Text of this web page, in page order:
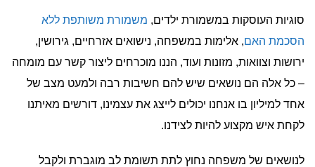
סוגיות העוסקות במשמורת ילדים, משמורת משותפת ללא
הסכמת האם, אלימות במשפחה, נישואים אזרחיים, גירושין,
ירושות וצוואות, מזונות ועוד, הננו מוכרחים ליצור קשר עם מומחה
– כל אלה הם נושאים שיש להם חשיבות רבה ולמעט מצב של
אחד למיליון בו אנחנו יכולים לייצג את עצמינו, דורשים מאיתנו
לקחת איש מקצוע להיות לצידנו.
לנושאים של משפחה נחוץ לתת תשומת לב מוגברת ולקבל